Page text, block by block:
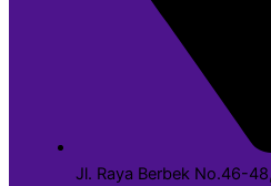
Jl. Raya Berbek No.46-